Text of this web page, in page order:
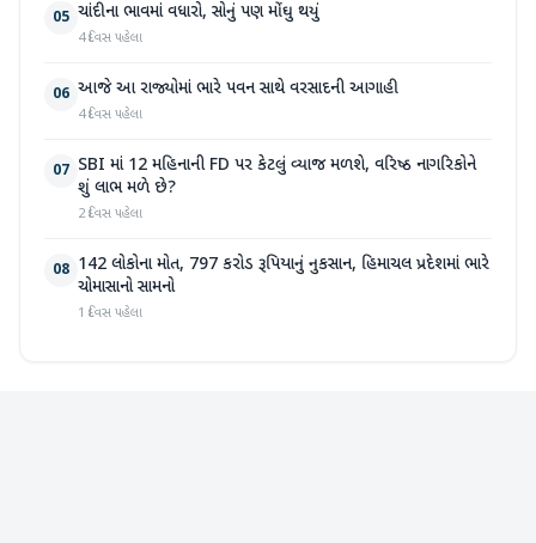
05 ચાંદીના ભાવમાં વધારો, સોનું પણ મોંઘુ થયું
4 દિવસ પહેલા
06 આજે આ રાજ્યોમાં ભારે પવન સાથે વરસાદની આગાહી
4 દિવસ પહેલા
07 SBI માં 12 મહિનાની FD પર કેટલું વ્યાજ મળશે, વરિષ્ઠ નાગરિકોને
શું લાભ મળે છે?
2 દિવસ પહેલા
08 142 લોકોના મોત, 797 કરોડ રૂપિયાનું નુકસાન, હિમાચલ પ્રદેશમાં ભારે
ચોમાસાનો સામનો
1 દિવસ પહેલા